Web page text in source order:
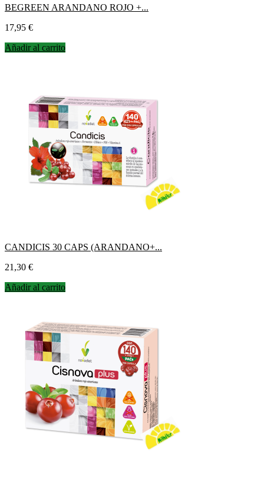
BEGREEN ARANDANO ROJO +...
Precio
17,95 €
Añadir al carrito
CANDICIS 30 CAPS (ARANDANO+...
Precio
21,30 €
Añadir al carrito